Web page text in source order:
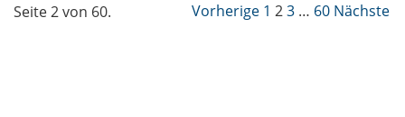
Seite 2 von 60. Vorherige 1 23 … 60 Nächste